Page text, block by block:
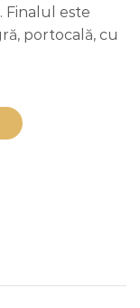
Finalul este
portocală, cu